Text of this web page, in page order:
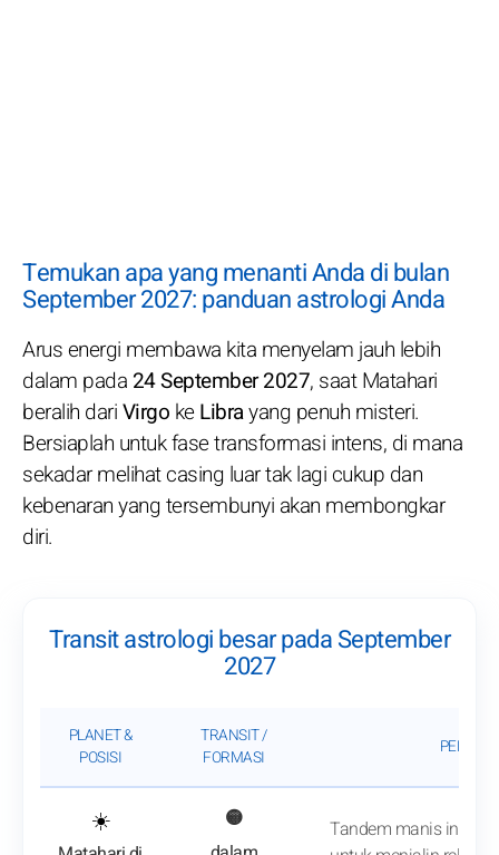
Temukan apa yang menanti Anda di bulan
September 2027: panduan astrologi Anda
Arus energi membawa kita menyelam jauh lebih
dalam pada 24 September 2027, saat Matahari
beralih dariVirgo keLibrayang penuh misteri.
Bersiaplah untuk fase transformasi intens, di mana
sekadar melihat casing luar tak lagi cukup dan
kebenaran yang tersembunyi akan membongkar
diri.
Transit astrologi besar pada September
2027
PLANET &
POSISI
TRANSIT /
FORMASI
☀️
: Lihat analisis transit
🟡
Tandem manis ini